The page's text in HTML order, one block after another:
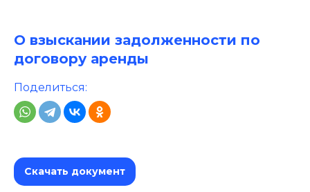
О взыскании задолженности по
договору аренды
Поделиться:
Скачать документ